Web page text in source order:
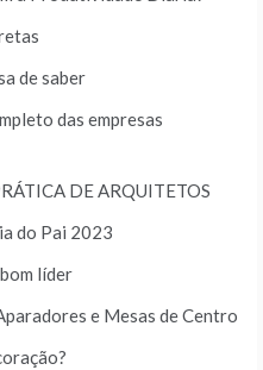
de saber
das empresas
DE ARQUITETOS
do Pai 2023
líder
e Mesas de Centro